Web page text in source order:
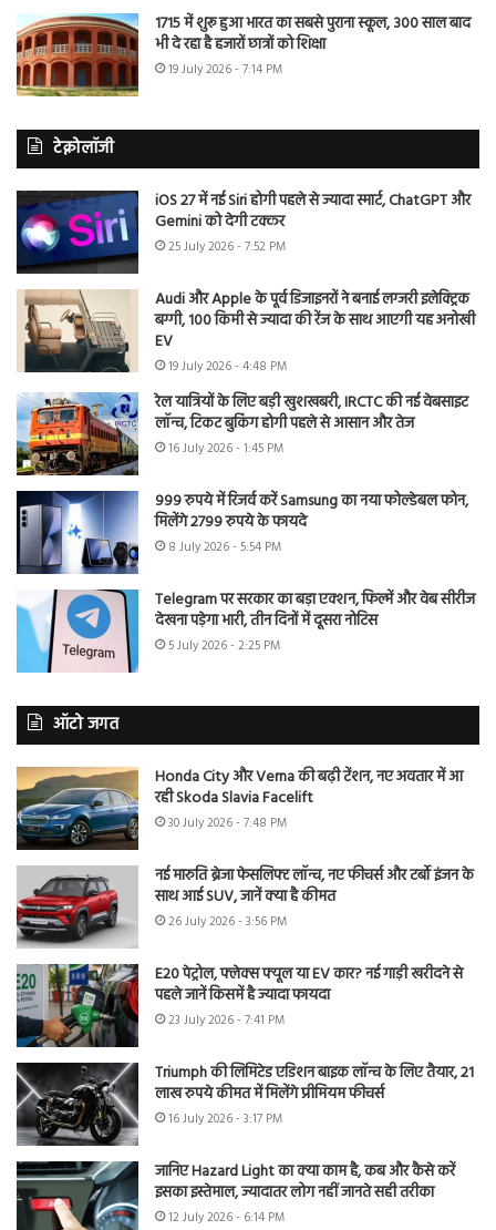
1715 में शुरू हुआ भारत का सबसे पुराना स्कूल, 300 साल बाद
भी दे रहा है हजारों छात्रों को शिक्षा
19 July 2026 - 7:14 PM
टेक्नोलॉजी
iOS 27 में नई Siri होगी पहले से ज्यादा स्मार्ट, ChatGPT और
Gemini को देगी टक्कर
25 July 2026 - 7:52 PM
Audi और Apple के पूर्व डिजाइनरों ने बनाई लग्जरी इलेक्ट्रिक
बग्गी, 100 किमी से ज्यादा की रेंज के साथ आएगी यह अनोखी
EV
19 July 2026 - 4:48 PM
रेल यात्रियों के लिए बड़ी खुशखबरी, IRCTC की नई वेबसाइट
लॉन्च, टिकट बुकिंग होगी पहले से आसान और तेज
16 July 2026 - 1:45 PM
999 रुपये में रिजर्व करें Samsung का नया फोल्डेबल फोन,
मिलेंगे 2799 रुपये के फायदे
8 July 2026 - 5:54 PM
Telegram पर सरकार का बड़ा एक्शन, फिल्में और वेब सीरीज
देखना पड़ेगा भारी, तीन दिनों में दूसरा नोटिस
5 July 2026 - 2:25 PM
ऑटो जगत
Honda City और Verna की बढ़ी टेंशन, नए अवतार में आ
रही Skoda Slavia Facelift
30 July 2026 - 7:48 PM
नई मारुति ब्रेजा फेसलिफ्ट लॉन्च, नए फीचर्स और टर्बो इंजन के
साथ आई SUV, जानें क्या है कीमत
26 July 2026 - 3:56 PM
E20 पेट्रोल, फ्लेक्स फ्यूल या EV कार? नई गाड़ी खरीदने से
पहले जानें किसमें है ज्यादा फायदा
23 July 2026 - 7:41 PM
Triumph की लिमिटेड एडिशन बाइक लॉन्च के लिए तैयार, 21
लाख रुपये कीमत में मिलेंगे प्रीमियम फीचर्स
16 July 2026 - 3:17 PM
जानिए Hazard Light का क्या काम है, कब और कैसे करें
इसका इस्तेमाल, ज्यादातर लोग नहीं जानते सही तरीका
12 July 2026 - 6:14 PM